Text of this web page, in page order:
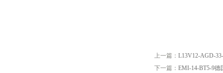
上一篇： L13V12-AGD-
下一篇： EMI-14-BT5-9德